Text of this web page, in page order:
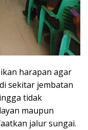
harapan agar
sekitar jembatan
tidak
maupun
jalur sungai.